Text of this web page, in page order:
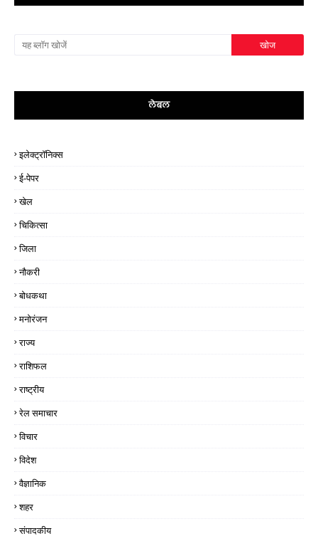
लेबल
इलेक्ट्रॉनिक्स
ई-पेपर
खेल
चिकित्सा
जिला
नौकरी
बोधकथा
मनोरंजन
राज्य
राशिफल
राष्ट्रीय
रेल समाचार
विचार
विदेश
वैज्ञानिक
शहर
संपादकीय